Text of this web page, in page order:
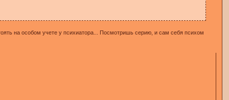
на особом учете у психиатора... Посмотришь серию, и сам себя психом